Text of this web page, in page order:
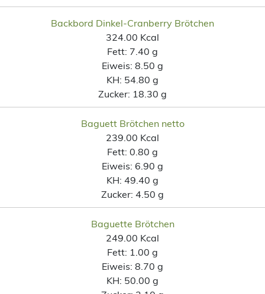
Backbord Dinkel-Cranberry Brötchen
324.00 Kcal
Fett: 7.40 g
Eiweis: 8.50 g
KH: 54.80 g
Zucker: 18.30 g
Baguett Brötchen netto
239.00 Kcal
Fett: 0.80 g
Eiweis: 6.90 g
KH: 49.40 g
Zucker: 4.50 g
Baguette Brötchen
249.00 Kcal
Fett: 1.00 g
Eiweis: 8.70 g
KH: 50.00 g